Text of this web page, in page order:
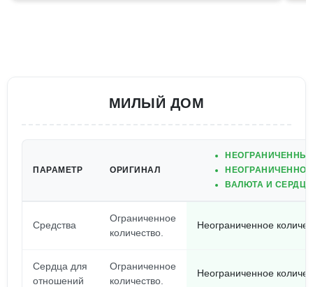
МИЛЫЙ ДОМ
ПАРАМЕТР ОРИГИНАЛ
ВАЛЮТА И
Средства
Ограниченное
количество.
Неограниченное
Сердца для
отношений
Ограниченное
количество.
Неограниченное